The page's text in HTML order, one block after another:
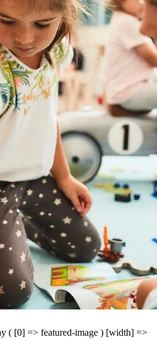
( [0] => featured-image ) [width] =>